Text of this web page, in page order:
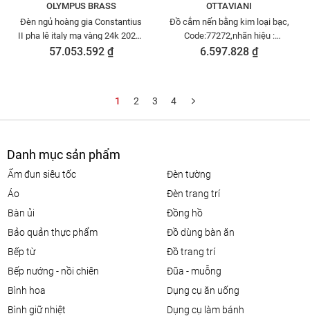
OLYMPUS BRASS
Đèn ngủ hoàng gia Constantius
II pha lê italy mạ vàng 24k 202/6
( có lồng chụp)
57.053.592 ₫
OTTAVIANI
Đồ cắm nến bằng kim loại bạc,
Code:77272,nhãn hiệu :
OTTAVIANI, size: 10,3x5inch; h
6.597.828 ₫
1 2 3 4
Danh mục sản phẩm
ấm đun siêu tốc
áo
bàn ủi
bảo quản thực phẩm
bếp từ
bếp nướng - nồi chiên
bình hoa
bình giữ nhiệt
đèn tường
đèn trang trí
đồng hồ
đồ dùng bàn ăn
đồ trang trí
đũa - muỗng
dụng cụ ăn uống
dụng cụ làm bánh